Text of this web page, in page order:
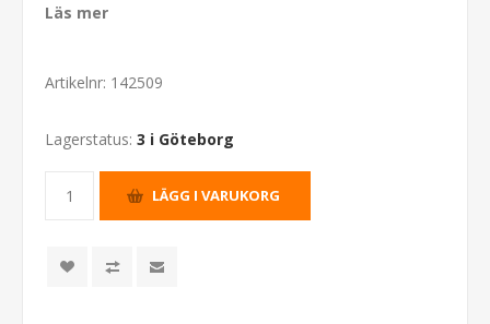
Läs mer
Artikelnr: 142509
Lagerstatus: 3 i Göteborg